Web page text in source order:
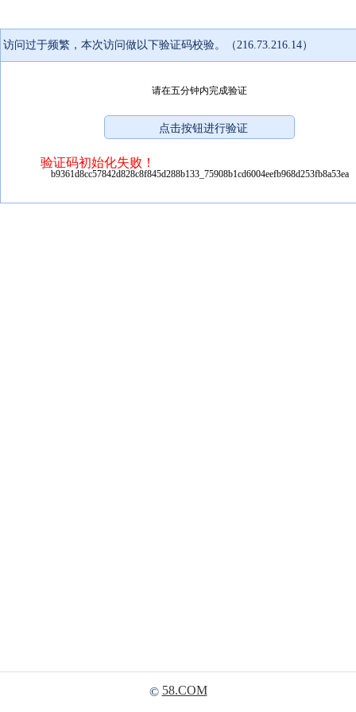
访问过于频繁，本次访问做以下验证码校验。（216.73.216.14）
请在五分钟内完成验证
验证码初始化失败！
b9361d8cc57842d828c8f845d288b133_75908b1cd6004eefb968d253fb8a53ea
© 58.COM